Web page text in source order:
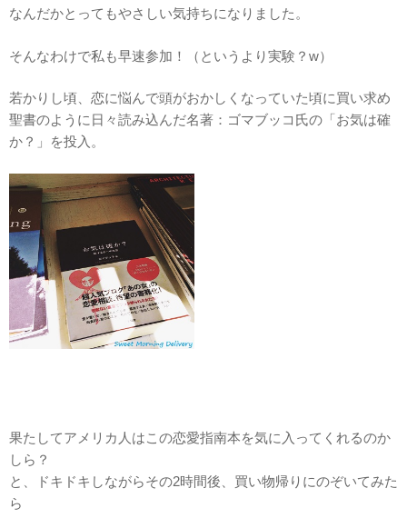
なんだかとってもやさしい気持ちになりました。
そんなわけで私も早速参加！（というより実験？w）
若かりし頃、恋に悩んで頭がおかしくなっていた頃に買い求め
聖書のように日々読み込んだ名著：ゴマブッコ氏の「お気は確
か？」を投入。
果たしてアメリカ人はこの恋愛指南本を気に入ってくれるのか
しら？
と、ドキドキしながらその2時間後、買い物帰りにのぞいてみた
ら